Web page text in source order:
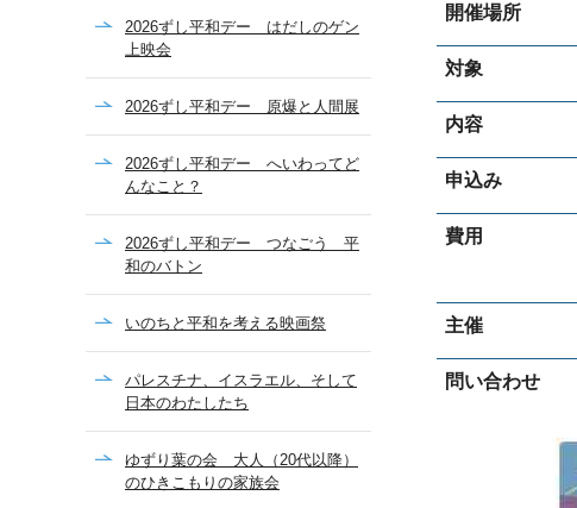
開催場所
対象
内容
申込み
費用
主催
問い合わせ
2026ずし平和デー はだしのゲン
上映会
2026ずし平和デー 原爆と人間展
2026ずし平和デー へいわってど
んなこと？
2026ずし平和デー つなごう 平
和のバトン
いのちと平和を考える映画祭
パレスチナ、イスラエル、そして
日本のわたしたち
ゆずり葉の会 大人（20代以降）
のひきこもりの家族会